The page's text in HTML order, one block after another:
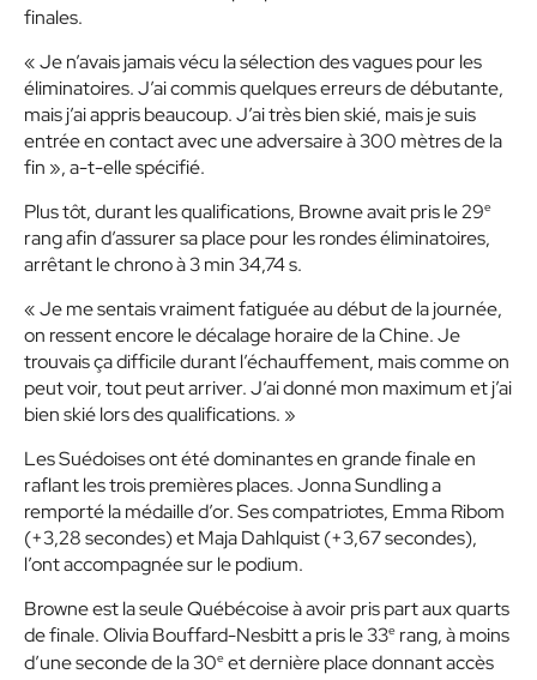
finales.
« Je n’avais jamais vécu la sélection des vagues pour les
éliminatoires. J’ai commis quelques erreurs de débutante,
mais j’ai appris beaucoup. J’ai très bien skié, mais je suis
entrée en contact avec une adversaire à 300 mètres de la
fin », a-t-elle spécifié.
Plus tôt, durant les qualifications, Browne avait pris le 29e
rang afin d’assurer sa place pour les rondes éliminatoires,
arrêtant le chrono à 3 min 34,74 s.
« Je me sentais vraiment fatiguée au début de la journée,
on ressent encore le décalage horaire de la Chine. Je
trouvais ça difficile durant l’échauffement, mais comme on
peut voir, tout peut arriver. J’ai donné mon maximum et j’ai
bien skié lors des qualifications. »
Les Suédoises ont été dominantes en grande finale en
raflant les trois premières places. Jonna Sundling a
remporté la médaille d’or. Ses compatriotes, Emma Ribom
(+3,28 secondes) et Maja Dahlquist (+3,67 secondes),
l’ont accompagnée sur le podium.
Browne est la seule Québécoise à avoir pris part aux quarts
de finale. Olivia Bouffard-Nesbitt a pris le 33e rang, à moins
d’une seconde de la 30e et dernière place donnant accès